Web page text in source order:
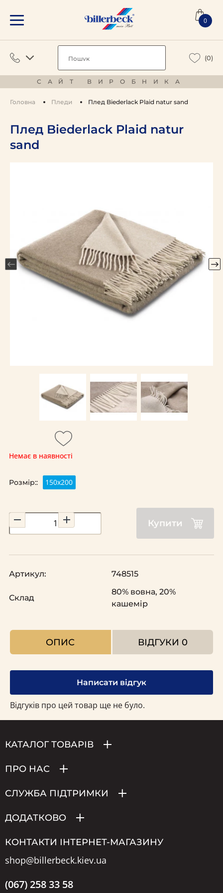
0
(0)
САЙТ ВИРОБНИКА
Головна Пледи Плед Biederlack Plaid natur sand
Плед Biederlack Plaid natur
sand
Немає в наявності
Розмір:: 150х200
Купити
Артикул: 748515
Склад
80% вовна, 20%
кашемір
ОПИС ВІДГУКИ 0
Написати відгук
Відгуків про цей товар ще не було.
КАТАЛОГ ТОВАРІВ
ПРО НАС
СЛУЖБА ПІДТРИМКИ
ДОДАТКОВО
КОНТАКТИ ІНТЕРНЕТ-МАГАЗИНУ
shop@billerbeck.kiev.ua
(067) 258 33 58